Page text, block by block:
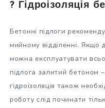
? Гідроізоляція
Бетонні підлоги
мийному відділенні. Якщо
можна експлуатувати
підлога залитий бетоном
гідроізоляція також
роботу слід починати